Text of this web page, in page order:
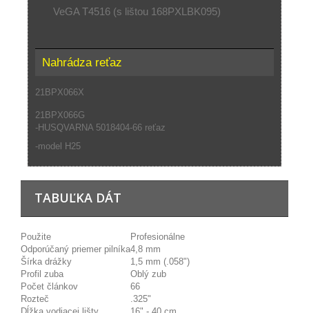
VeGA T4516 (s lištou 168PXLBK095)
Nahrádza reťaz
21BPX066X
21BPX066G
-HUSQVARNA 5018404-66 reťaz
-model H25
TABUĽKA DÁT
Použite
Profesionálne
Odporúčaný priemer pilníka4,8 mm
Šírka drážky
1,5 mm (.058")
Profil zuba
Oblý zub
Počet článkov
66
Rozteč
.325"